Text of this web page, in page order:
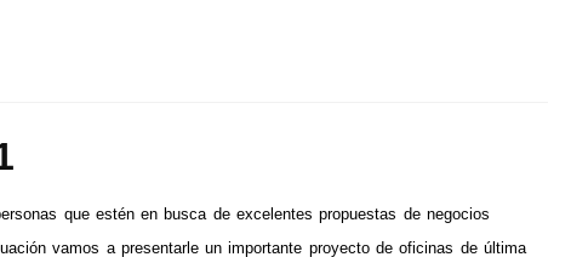
que estén en busca de excelentes propuestas de negocios
vamos a presentarle un importante proyecto de oficinas de última